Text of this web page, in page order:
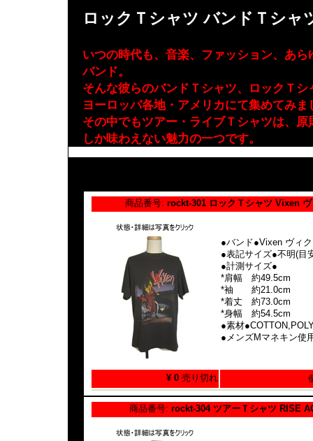
ロックＴシャツ バンドＴシャ
いつの時代も、音楽、ファッション、あ
バンド。
そんな彼らのバンドＴシャツ、ロックＴ
ヨーロッパ各地・アメリカにて集めてみま
その中でもツアー・ライブＴシャツは、
しか味わえない魅力の一つです。
商品番号: rockt-301 ロックＴシャツ Vixen
●バンド●Vixen ヴィ
●表記サイズ●不明(目
●計測サイズ●
*肩幅 約49.5cm
*袖 約21.0cm
*着丈 約73.0cm
*身幅 約54.5cm
●素材
●メンズMマネキン使
¥ 0 売り切れ
商品番号: rockt-304 ツアーＴシャツ RISE